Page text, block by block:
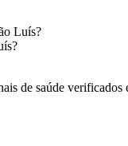
Luís?
?
de saúde